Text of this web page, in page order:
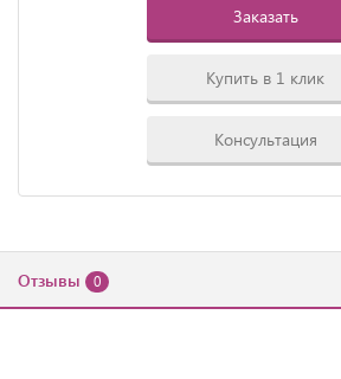
Заказать
Купить в 1 клик
Консультация
Отзывы 0